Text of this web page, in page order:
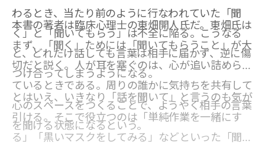
わるとき、当たり前のように行なわれていた「聞
く」と「聞いてもらう」は不全に陥る。こうなる
と、どれだけ話しても言葉は相手に届かず、逆に傷
つけ合ってしまうようになる。
本書の著者は臨床心理士の東畑開人氏だ。東畑氏は
まず、「聞く」ためには「聞いてもらうこと」が大
切だと説く。人が耳を塞ぐのは、心が追い詰められ
ているときである。周りの誰かに気持ちを共有して
心のスペースをつくることで、ようやく相手の言葉
を聞ける状態になるという。
とはいえ、いきなり「話を聞いて」と言うのも気が
引ける。そこで役立つのは「単純作業を一緒にす
る」「黒いマスクをしてみる」などといった「聞い